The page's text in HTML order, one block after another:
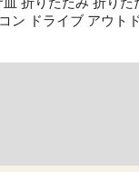
ン ドライブ アウト